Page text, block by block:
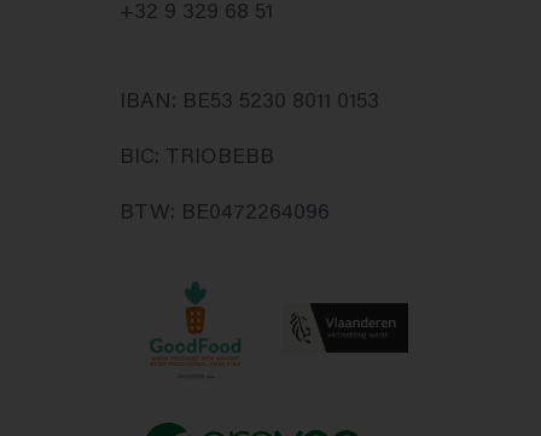
+32 9 329 68 51
IBAN: BE53 5230 8011 0153
BIC: TRIOBEBB
BTW: BE0472264096